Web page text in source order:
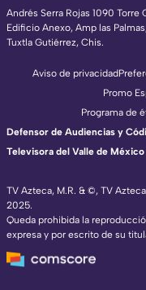
Andrés Serra Rojas 1090 Torre
Edificio Anexo, Amp las
Tuxtla Gutiérrez, Chis.
TV Azteca, M.R. & ©, TV
2025.
Queda prohibida la
expresa y por escrito de su
Aviso de privacidad
Promo
Programa de
Defensor de Audiencias y
Televisora del Valle de México